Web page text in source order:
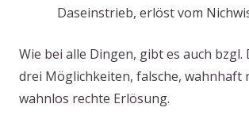
Daseinstrieb, erlöst vom
Wie bei alle Dingen, gibt es auch bzgl.
drei Möglichkeiten, falsche, wahnhaft
wahnlos rechte Erlösung.